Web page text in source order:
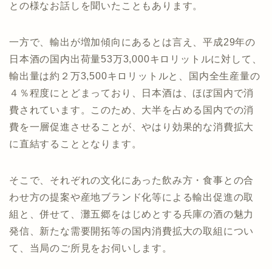
との様なお話しを聞いたこともあります。
一方で、輸出が増加傾向にあるとは言え、平成29年の
日本酒の国内出荷量53万3,000キロリットルに対して、
輸出量は約２万3,500キロリットルと、国内全生産量の
４％程度にとどまっており、日本酒は、ほぼ国内で消
費されています。このため、大半を占める国内での消
費を一層促進させることが、やはり効果的な消費拡大
に直結することとなります。
そこで、それぞれの文化にあった飲み方・食事との合
わせ方の提案や産地ブランド化等による輸出促進の取
組と、併せて、灘五郷をはじめとする兵庫の酒の魅力
発信、新たな需要開拓等の国内消費拡大の取組につい
て、当局のご所見をお伺いします。